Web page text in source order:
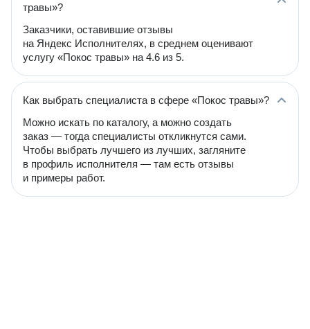
травы»?
Заказчики, оставившие отзывы
на Яндекс Исполнителях, в среднем оценивают
услугу «Покос травы» на 4.6 из 5.
Как выбрать специалиста в сфере «Покос травы»?
Можно искать по каталогу, а можно создать
заказ — тогда специалисты откликнутся сами.
Чтобы выбрать лучшего из лучших, загляните
в профиль исполнителя — там есть отзывы
и примеры работ.